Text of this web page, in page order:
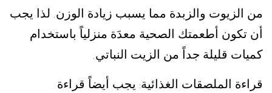
من الزيوت والزبدة مما يسبب زيادة الوزن. لذا يجب
أن تكون أطعمتك الصحية معدَة منزلياً باستخدام
كميات قليلة جداً من الزيت النباتي.
قراءة الملصقات الغذائية: يجب أيضاً قراءة